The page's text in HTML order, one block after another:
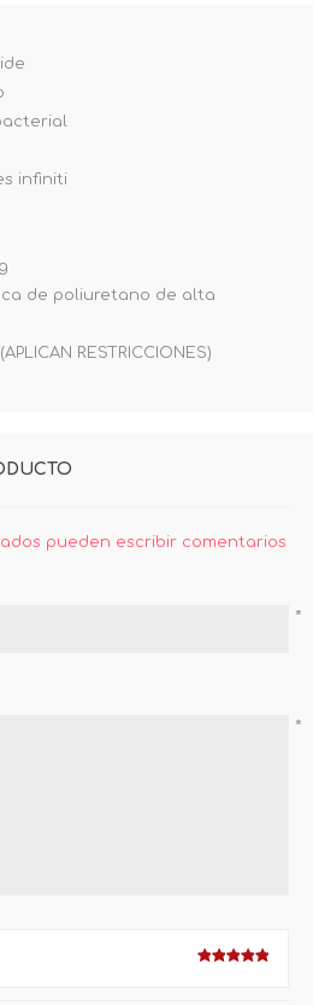
infiniti
de poliuretano de alta
RESTRICCIONES)
pueden escribir comentarios
*
*